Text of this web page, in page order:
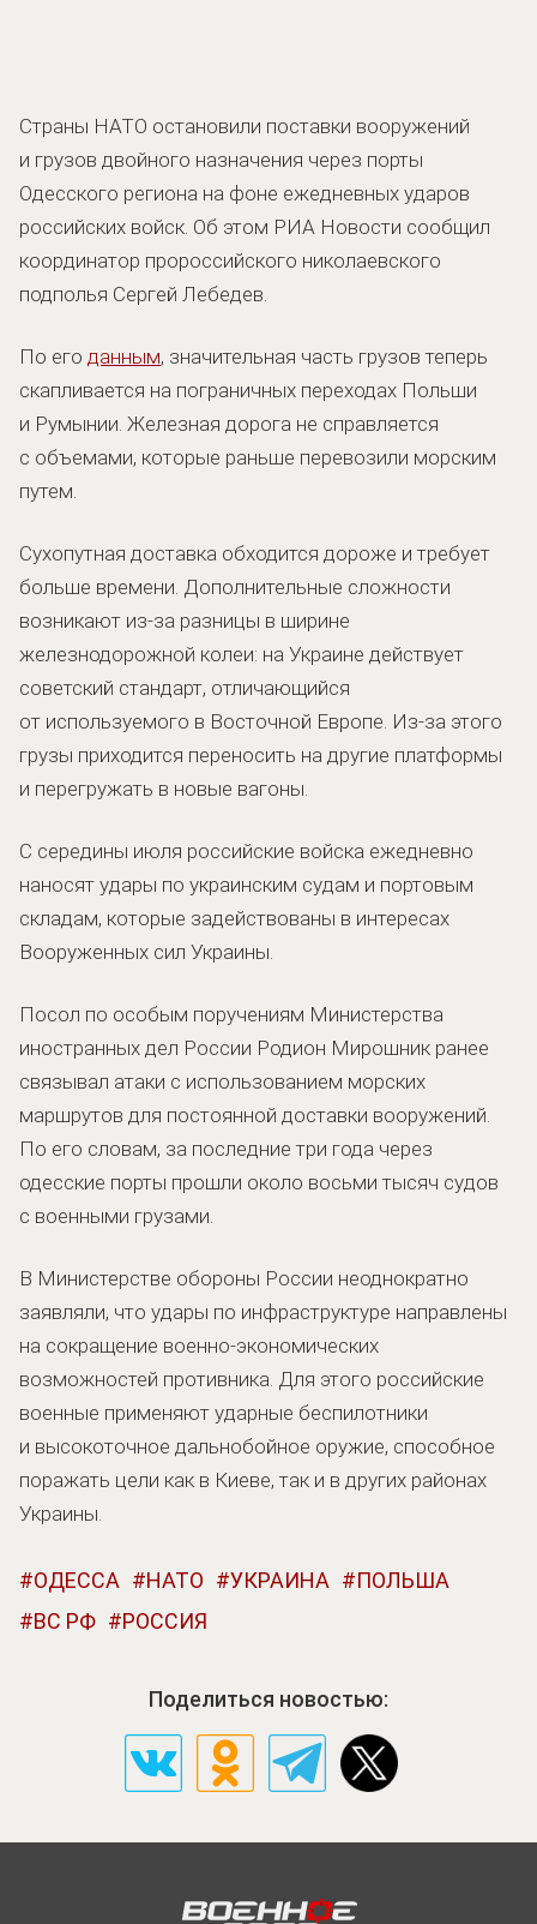
Страны НАТО остановили поставки вооружений
и грузов двойного назначения через порты
Одесского региона на фоне ежедневных ударов
российских войск. Об этом РИА Новости сообщил
координатор пророссийского николаевского
подполья Сергей Лебедев.
По его данным, значительная часть грузов теперь
скапливается на пограничных переходах Польши
и Румынии. Железная дорога не справляется
с объемами, которые раньше перевозили морским
путем.
Сухопутная доставка обходится дороже и требует
больше времени. Дополнительные сложности
возникают из-за разницы в ширине
железнодорожной колеи: на Украине действует
советский стандарт, отличающийся
от используемого в Восточной Европе. Из-за этого
грузы приходится переносить на другие платформы
и перегружать в новые вагоны.
С середины июля российские войска ежедневно
наносят удары по украинским судам и портовым
складам, которые задействованы в интересах
Вооруженных сил Украины.
Посол по особым поручениям Министерства
иностранных дел России Родион Мирошник ранее
связывал атаки с использованием морских
маршрутов для постоянной доставки вооружений.
По его словам, за последние три года через
одесские порты прошли около восьми тысяч судов
с военными грузами.
В Министерстве обороны России неоднократно
заявляли, что удары по инфраструктуре направлены
на сокращение военно-экономических
возможностей противника. Для этого российские
военные применяют ударные беспилотники
и высокоточное дальнобойное оружие, способное
поражать цели как в Киеве, так и в других районах
Украины.
ОДЕССА НАТО УКРАИНА
ПОЛЬША
ВС РФ
РОССИЯ
Поделиться новостью: